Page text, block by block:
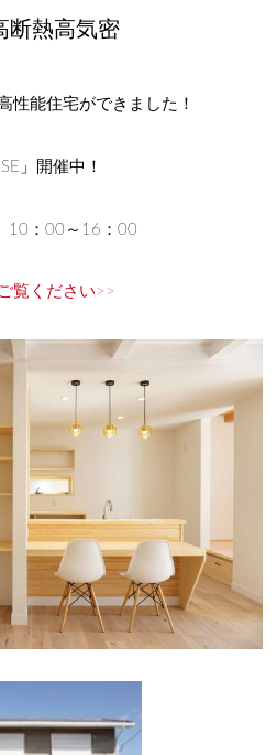
断熱高気密
性能住宅ができました！
」開催中！
：00～16：00
覧ください>>